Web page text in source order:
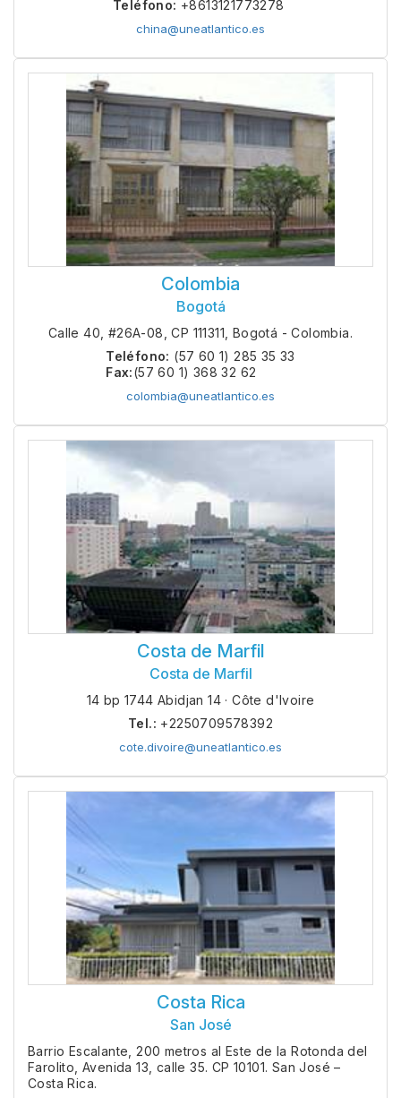
Teléfono: +8613121773278
china@uneatlantico.es
Colombia
Bogotá
Calle 40, #26A-08, CP 111311, Bogotá - Colombia.
Teléfono: (57 60 1) 285 35 33
Fax:(57 60 1) 368 32 62
colombia@uneatlantico.es
Costa de Marfil
Costa de Marfil
14 bp 1744 Abidjan 14 · Côte d'Ivoire
Tel.: +2250709578392
cote.divoire@uneatlantico.es
Costa Rica
San José
Barrio Escalante, 200 metros al Este de la Rotonda del
Farolito, Avenida 13, calle 35. CP 10101. San José –
Costa Rica.